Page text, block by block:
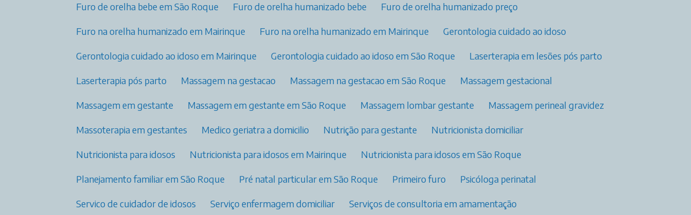
Furo de orelha bebe em São Roque Furo de orelha humanizado bebe Furo de orelha humanizado preço
Furo na orelha humanizado​ em Mairinque Furo na orelha humanizado​ em Mairinque Gerontologia cuidado ao idoso
Gerontologia cuidado ao idoso em Mairinque Gerontologia cuidado ao idoso em São Roque Laserterapia em lesões pós parto​
Laserterapia pós parto​ Massagem na gestacao Massagem na gestacao em São Roque Massagem gestacional
Massagem em gestante Massagem em gestante em São Roque Massagem lombar gestante Massagem perineal gravidez
Massoterapia em gestantes Medico geriatra a domicilio​ Nutrição para gestante​ Nutricionista domiciliar
Nutricionista para idosos​ Nutricionista para idosos​ em Mairinque Nutricionista para idosos​ em São Roque
Planejamento familiar​ em São Roque Pré natal particular​ em São Roque Primeiro furo Psicóloga perinatal​
Servico de cuidador de idosos Serviço enfermagem domiciliar Serviços de consultoria em amamentação​